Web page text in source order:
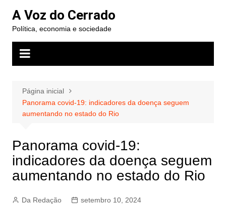
para
conteúdo
A Voz do Cerrado
Política, economia e sociedade
Página inicial
Panorama covid-19: indicadores da doença seguem
aumentando no estado do Rio
Panorama covid-19:
indicadores da doença seguem
aumentando no estado do Rio
Da Redação
setembro 10, 2024